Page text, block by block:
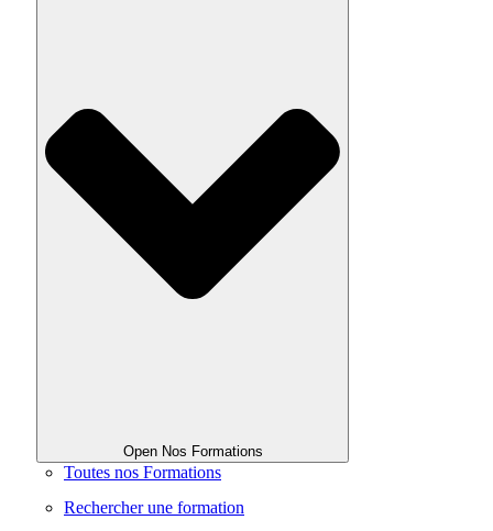
Open Nos Formations
Toutes nos Formations
Rechercher une formation